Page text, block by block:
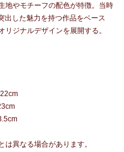
地やモチーフの配色が特徴。当時
出した魅力を持つ作品をベース
ジナルデザインを展開する。
異なる場合があります。